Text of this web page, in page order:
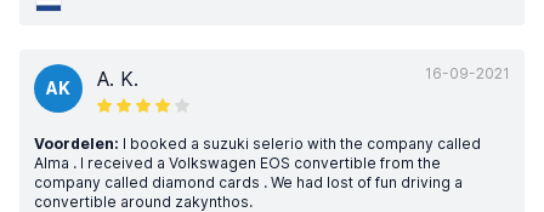
16-09-2021
AK A. K.
Voordelen: I booked a suzuki selerio with the company called
Alma . I received a Volkswagen EOS convertible from the
company called diamond cards . We had lost of fun driving a
convertible around zakynthos.